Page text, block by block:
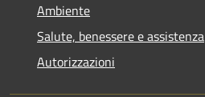
Ambiente
Salute, benessere e assistenza
Autorizzazioni